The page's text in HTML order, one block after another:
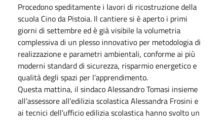
Procedono speditamente i lavori di ricostruzione della
scuola Cino da Pistoia. Il cantiere si è aperto i primi
giorni di settembre ed è già visibile la volumetria
complessiva di un plesso innovativo per metodologia di
realizzazione e parametri ambientali, conforme ai più
moderni standard di sicurezza, risparmio energetico e
qualità degli spazi per l’apprendimento.
Questa mattina, il sindaco Alessandro Tomasi insieme
all’assessore all’edilizia scolastica Alessandra Frosini e
ai tecnici dell’ufficio edilizia scolastica hanno svolto un